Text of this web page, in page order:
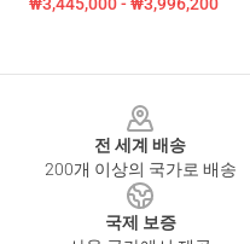
전 세계 배송
200개 이상의 국가로 배송
국제 보증